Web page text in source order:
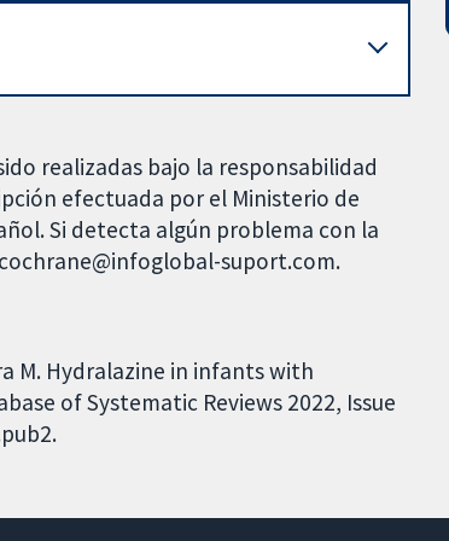
realizadas bajo la responsabilidad
efectuada por el Ministerio de
Si detecta algún problema con la
suport.com.
M. Hydralazine in infants with
of Systematic Reviews 2022, Issue